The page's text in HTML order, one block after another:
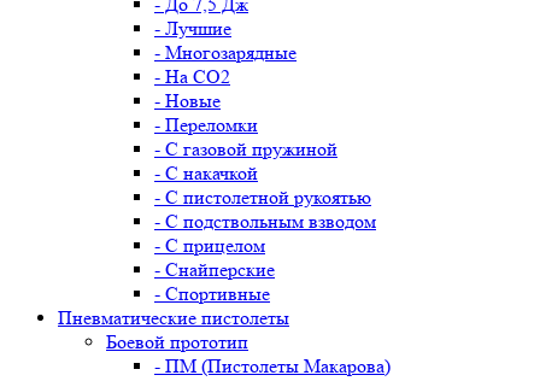
- Лучшие
- Многозарядные
- На CO2
- Новые
- Переломки
- С газовой пружиной
- С накачкой
- С пистолетной рукоятью
- С подствольным взводом
- С прицелом
- Снайперские
- Спортивные
Пневматические пистолеты
Боевой прототип
- ПМ (Пистолеты Макарова)